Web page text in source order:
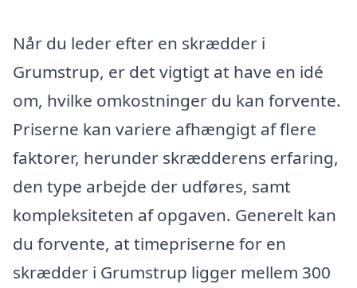
Når du leder efter en skrædder i
Grumstrup, er det vigtigt at have en idé
om, hvilke omkostninger du kan forvente.
Priserne kan variere afhængigt af flere
faktorer, herunder skrædderens erfaring,
den type arbejde der udføres, samt
kompleksiteten af opgaven. Generelt kan
du forvente, at timepriserne for en
skrædder i Grumstrup ligger mellem 300